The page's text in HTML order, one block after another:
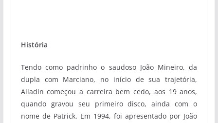
História
Tendo como padrinho o saudoso João Mineiro, da
dupla com Marciano, no início de sua trajetória,
Alladin começou a carreira bem cedo, aos 19 anos,
quando gravou seu primeiro disco, ainda com o
nome de Patrick. Em 1994, foi apresentado por João